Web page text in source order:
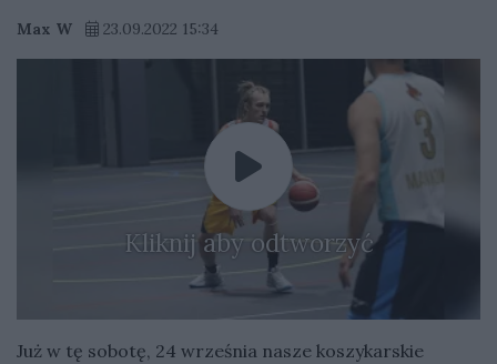
Max W 23.09.2022 15:34
Kliknij aby odtworzyć
Już w tę sobotę, 24 września nasze koszykarskie